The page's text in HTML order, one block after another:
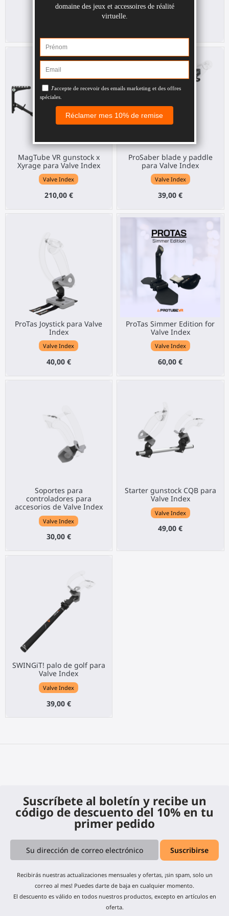
Valve Index
MagTube VR gunstock x
Xyrage para Valve Index
Valve Index
210,00 €
ProSaber blade y paddle
para Valve Index
Valve Index
39,00 €
ProTas Joystick para Valve
Index
Valve Index
40,00 €
ProTas Simmer Edition for
Valve Index
Valve Index
60,00 €
Soportes para
controladores para
accesorios de Valve Index
Valve Index
30,00 €
Starter gunstock CQB para
Valve Index
Valve Index
49,00 €
SWINGiT! palo de golf para
Valve Index
Valve Index
39,00 €
Suscríbete al boletín y recibe un
código de descuento del 10% en tu
primer pedido
Recibirás nuestras actualizaciones mensuales y ofertas, ¡sin spam, solo un
correo al mes! Puedes darte de baja en cualquier momento.
El descuento es válido en todos nuestros productos, excepto en artículos en
oferta.